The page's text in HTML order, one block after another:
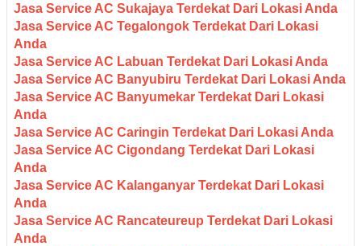
Jasa Service AC Sukajaya Terdekat Dari Lokasi Anda
Jasa Service AC Tegalongok Terdekat Dari Lokasi
Anda
Jasa Service AC Labuan Terdekat Dari Lokasi Anda
Jasa Service AC Banyubiru Terdekat Dari Lokasi Anda
Jasa Service AC Banyumekar Terdekat Dari Lokasi
Anda
Jasa Service AC Caringin Terdekat Dari Lokasi Anda
Jasa Service AC Cigondang Terdekat Dari Lokasi
Anda
Jasa Service AC Kalanganyar Terdekat Dari Lokasi
Anda
Jasa Service AC Rancateureup Terdekat Dari Lokasi
Anda